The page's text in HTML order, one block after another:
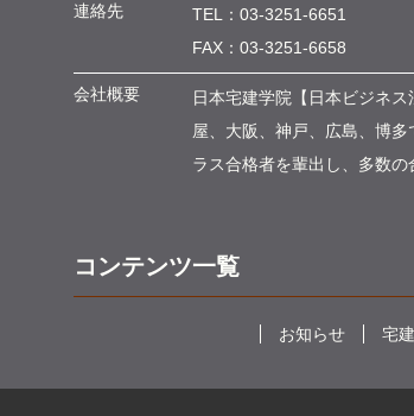
連絡先 TEL： 03-3251-6651
FAX：03-3251-6658
会社概要
日本宅建学院【日本ビジネ
屋、大阪、神戸、広島、博
ラス合格者を輩出し、多数の
コンテンツ一覧
お知らせ 宅